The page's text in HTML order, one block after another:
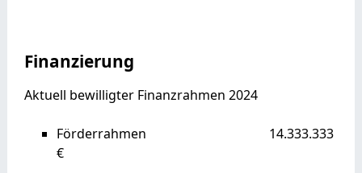
Finanzierung
Aktuell bewilligter Finanzrahmen 2024
Förderrahmen 14.333.333
€